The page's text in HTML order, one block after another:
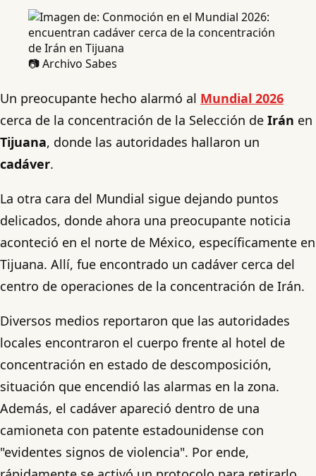
📷 Archivo Sabes
Un preocupante hecho alarmó al Mundial 2026
cerca de la concentración de la Selección de Irán en
Tijuana, donde las autoridades hallaron un
cadáver.
La otra cara del Mundial sigue dejando puntos
delicados, donde ahora una preocupante noticia
aconteció en el norte de México, específicamente en
Tijuana. Allí, fue encontrado un cadáver cerca del
centro de operaciones de la concentración de Irán.
Diversos medios reportaron que las autoridades
locales encontraron el cuerpo frente al hotel de
concentración en estado de descomposición,
situación que encendió las alarmas en la zona.
Además, el cadáver apareció dentro de una
camioneta con patente estadounidense con
"evidentes signos de violencia". Por ende,